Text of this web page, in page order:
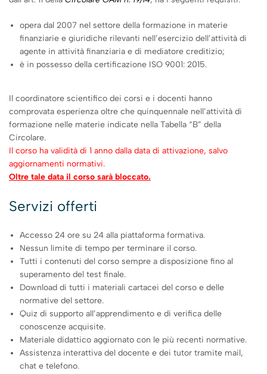
opera dal 2007 nel settore della formazione in materie
finanziarie e giuridiche rilevanti nell’esercizio dell’attività di
agente in attività finanziaria e di mediatore creditizio;
è in possesso della certificazione ISO 9001: 2015.
Il coordinatore scientifico dei corsi e i docenti hanno
comprovata esperienza oltre che quinquennale nell’attività di
formazione nelle materie indicate nella Tabella “B” della
Circolare.
Il corso ha validità di 1 anno dalla data di attivazione, salvo
aggiornamenti normativi.
Oltre tale data il corso sarà bloccato.
Servizi offerti
Accesso 24 ore su 24 alla piattaforma formativa.
Nessun limite di tempo per terminare il corso.
Tutti i contenuti del corso sempre a disposizione fino al
superamento del test finale.
Download di tutti i materiali cartacei del corso e delle
normative del settore.
Quiz di supporto all’apprendimento e di verifica delle
conoscenze acquisite.
Materiale didattico aggiornato con le più recenti normative.
Assistenza interattiva del docente e dei tutor tramite mail,
chat e telefono.